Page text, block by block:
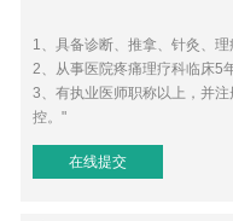
1、具备诊断、推拿、针灸、理
2、从事医院疼痛理疗科临床5
3、有执业医师职称以上，并
控。"
在线提交